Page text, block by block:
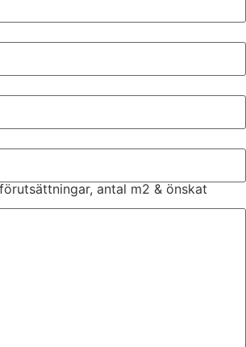
antal m2 & önskat